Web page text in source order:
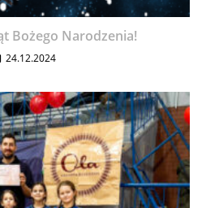
Bożego Narodzenia!
24.12.2024